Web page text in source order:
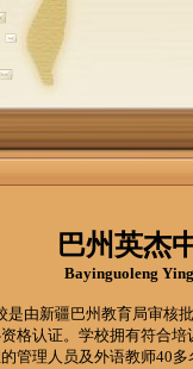
巴州英杰
Bayinguoleng
是由新疆巴州教育局审核
格认证。学校拥有符合
管理人员及外语教师40多